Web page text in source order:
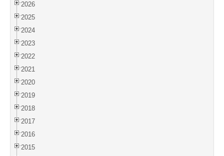
2026
2025
2024
2023
2022
2021
2020
2019
2018
2017
2016
2015